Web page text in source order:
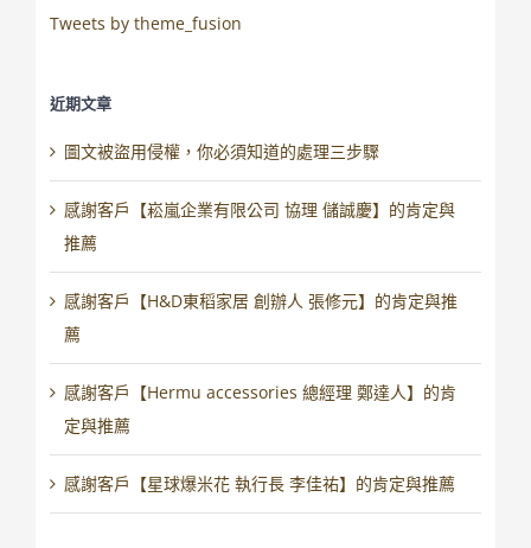
Tweets by theme_fusion
近期文章
圖文被盜用侵權，你必須知道的處理三步驟
感謝客戶【崧嵐企業有限公司 協理 儲誠慶】的肯定與
推薦
感謝客戶【H&D東稻家居 創辦人 張修元】的肯定與推
薦
感謝客戶【Hermu accessories 總經理 鄭達人】的肯
定與推薦
感謝客戶【星球爆米花 執行長 李佳祐】的肯定與推薦